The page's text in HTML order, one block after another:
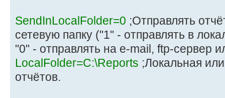
SendInLocalFolder=0 ;Отправлять
сетевую папку ("1" - отправлять в
"0" - отправлять на e-mail, ftp-сервер
LocalFolder=C:\Reports ;Локальная
отчётов.